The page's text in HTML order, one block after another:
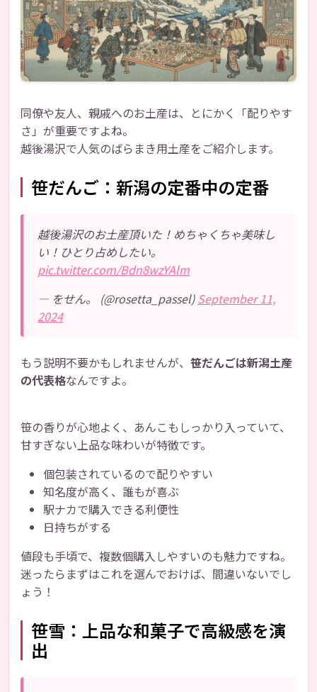
同僚や友人、親戚へのお土産は、とにかく「配りやす
さ」が重要ですよね。
越後湯沢で人気のばらまき用土産をご紹介します。
笹だんご：新潟の定番中の定番
越後湯沢のお土産頂いた！めちゃくちゃ美味し
い！ひとり占めしたい。
pic.twitter.com/Bdn8wzYAlm
— をせん。 (@rosetta_passel)September 11,
2024
もう説明不要かもしれませんが、 笹だんごは新潟土産
の代表格なんですよ。
笹の香りが心地よく、あんこもしっかり入っていて、
甘すぎない上品な味わいが特徴です。
個包装されているので配りやすい
知名度が高く、誰もが喜ぶ
駅ナカで購入できる利便性
日持ちがする
値段も手頃で、複数個購入しやすいのも魅力ですね。
迷ったらまずはこれを選んでおけば、間違いないでし
ょう！
笹雪：上品な和菓子で高級感を演
出